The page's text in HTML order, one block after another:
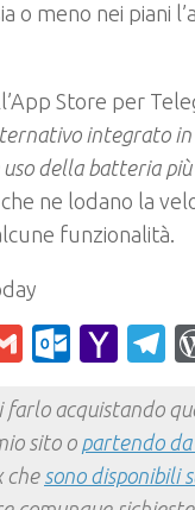
o meno nei piani
Store per
integrato
della batteria
ne lodano la
funzionalità.
Gmail
farlo acquistando
sito opartendo
chesono disponibili